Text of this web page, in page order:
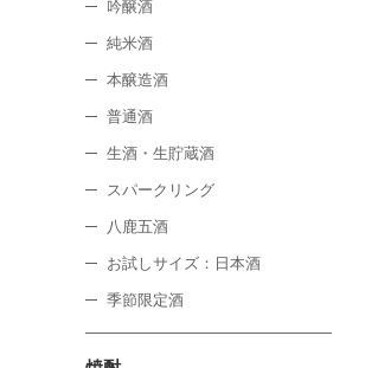
吟醸酒
純米酒
本醸造酒
普通酒
生酒・生貯蔵酒
スパークリング
八鹿五酒
お試しサイズ：日本酒
季節限定酒